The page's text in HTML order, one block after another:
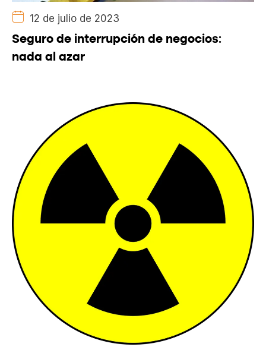
12 de julio de 2023
Seguro de interrupción de negocios:
nada al azar